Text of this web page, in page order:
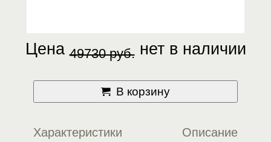
Цена 49730 руб. нет в наличии
В корзину
Характеристики Описание